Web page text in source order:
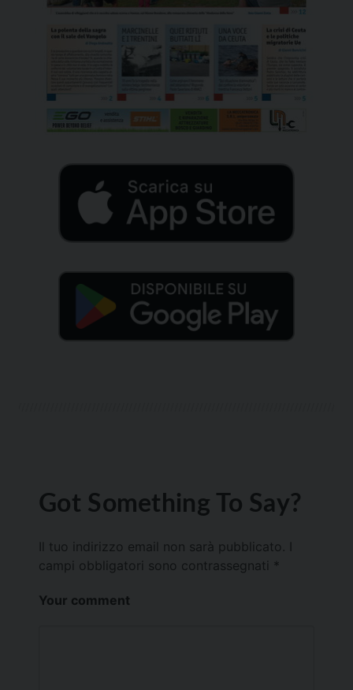
Got Something To Say?
Il tuo indirizzo email non sarà pubblicato.
campi obbligatori sono contrassegnati *
Your comment